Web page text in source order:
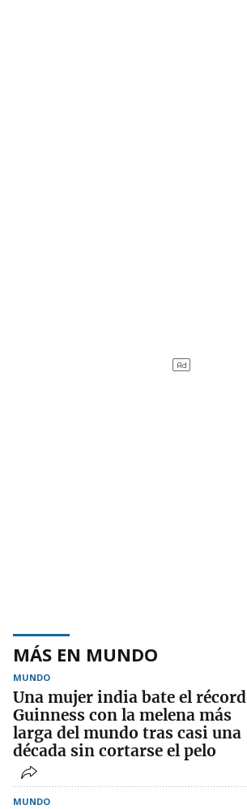
MÁS EN MUNDO
MUNDO
Una mujer india bate el récord
Guinness con la melena más
larga del mundo tras casi una
década sin cortarse el pelo
MUNDO